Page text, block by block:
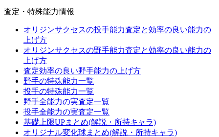
査定・特殊能力情報
オリジンサクセスの投手能力査定と効率の良い能力の
上げ方
オリジンサクセスの野手能力査定と効率の良い能力の
上げ方
査定効率の良い野手能力の上げ方
野手の特殊能力一覧
投手の特殊能力一覧
野手全能力の実査定一覧
投手全能力の実査定一覧
基礎上限UPまとめ(解説・所持キャラ)
オリジナル変化球まとめ(解説・所持キャラ)